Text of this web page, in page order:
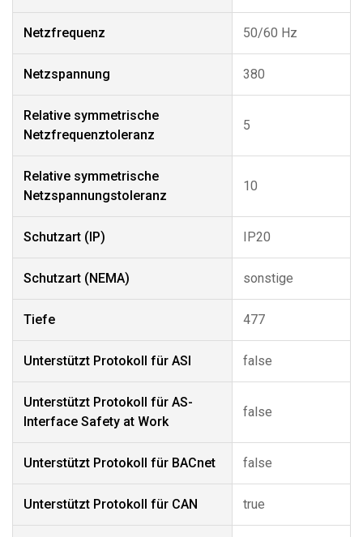
Netzfrequenz 50/60 Hz
Netzspannung 380
Relative symmetrische
Netzfrequenztoleranz
5
Relative symmetrische
Netzspannungstoleranz
10
Schutzart (IP) IP20
Schutzart (NEMA) sonstige
Tiefe 477
Unterstützt Protokoll für ASI false
Unterstützt Protokoll für AS-
Interface Safety at Work
false
Unterstützt Protokoll für BACnet false
Unterstützt Protokoll für CAN true